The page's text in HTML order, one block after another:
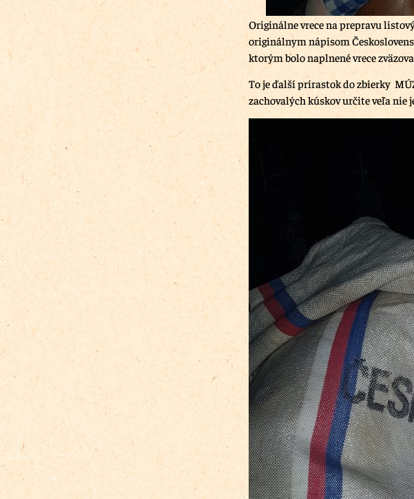
Originálne vrece na prepravu
originálnym nápisom
ktorým bolo naplnené vrece
To je ďalší prírastok do zbierky
zachovalých kúskov určite veľa nie